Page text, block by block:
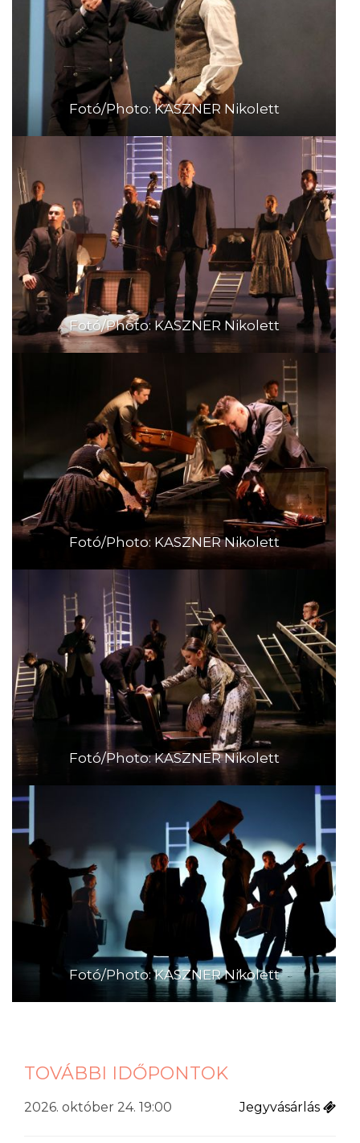
Fotó/Photo: KASZNER Nikolett
Fotó/Photo: KASZNER Nikolett
Fotó/Photo: KASZNER Nikolett
Fotó/Photo: KASZNER Nikolett
Fotó/Photo: KASZNER Nikolett
TOVÁBBI IDŐPONTOK
2026. október 24. 19:00 Jegyvásárlás